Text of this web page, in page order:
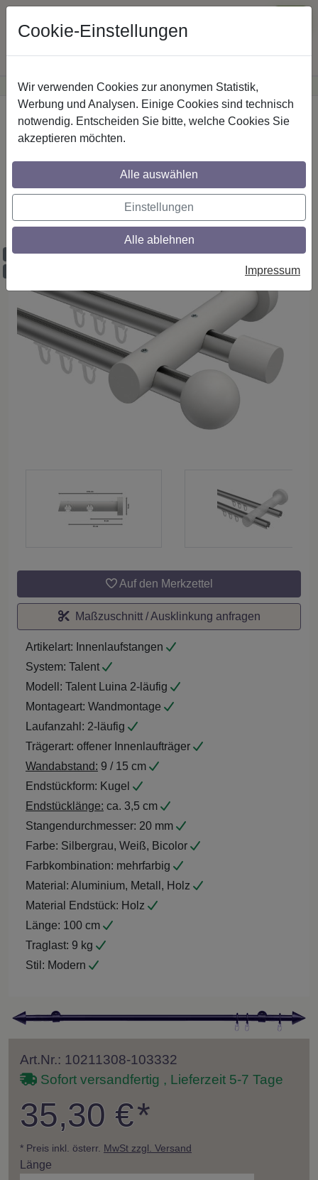
Günstige Versandkosteninnerhalb Österreichs· Sichere Zahlung
Startseite Innenlaufstangen Aluminium / Holz
Gardinenstangen mit Innenlauf aus
Aluminium / Holz in 20 mm Ø, 2-läufig,
Modell TALENT - Luina Silbergrau / Weiß
lackiert
Maßzuschnitt möglich
Auf den Merkzettel
Maßzuschnitt / Ausklinkung anfragen
Artikelart: Innenlaufstangen
System: Talent
Modell: Talent Luina 2-läufig
Montageart: Wandmontage
Laufanzahl: 2-läufig
Trägerart: offener Innenlaufträger
Wandabstand: 9 / 15 cm
Endstückform: Kugel
Endstücklänge: ca. 3,5 cm
Stangendurchmesser: 20 mm
Farbe: Silbergrau, Weiß, Bicolor
Farbkombination: mehrfarbig
Material: Aluminium, Metall, Holz
Material Endstück: Holz
Länge: 100 cm
Traglast: 9 kg
Stil: Modern
Art.Nr.: 10211308-103332
Sofort versandfertig , Lieferzeit 5-7 Tage
35,30 €*
* Preis inkl. österr. MwSt zzgl. Versand
Länge
Cookie-Einstellungen
Wir verwenden Cookies zur anonymen Statistik,
Werbung und Analysen. Einige Cookies sind technisch
notwendig. Entscheiden Sie bitte, welche Cookies Sie
akzeptieren möchten.
Alle auswählen
Einstellungen
Alle ablehnen
Impressum